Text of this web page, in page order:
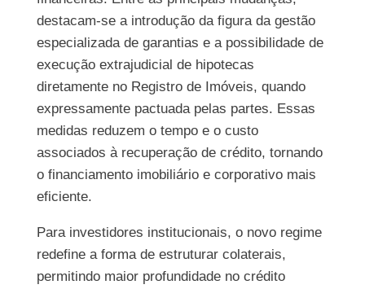
destacam-se a introdução da figura da gestão
especializada de garantias e a possibilidade de
execução extrajudicial de hipotecas
diretamente no Registro de Imóveis, quando
expressamente pactuada pelas partes. Essas
medidas reduzem o tempo e o custo
associados à recuperação de crédito, tornando
o financiamento imobiliário e corporativo mais
eficiente.
Para investidores institucionais, o novo regime
redefine a forma de estruturar colaterais,
permitindo maior profundidade no crédito